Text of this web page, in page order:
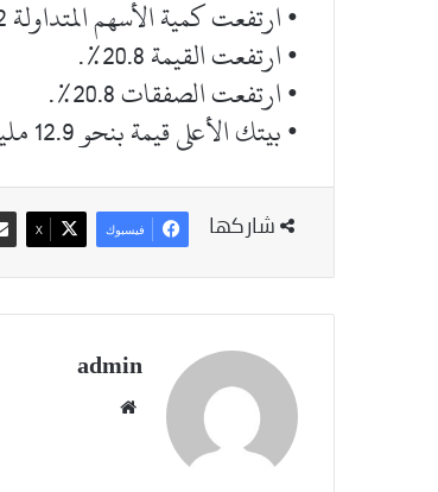
• ارتفعت كمية الأسهم المتداولة 17.2%.
• ارتفعت القيمة 20.8%.
• ارتفعت الصفقات 20.8%.
• بيتك الأعلى قيمة بنحو 12.9 مليون دينار تلاه سهم أجيليتي بنحو 11.7 مليون دينار.
شاركها فيسبوك ‫X
admin